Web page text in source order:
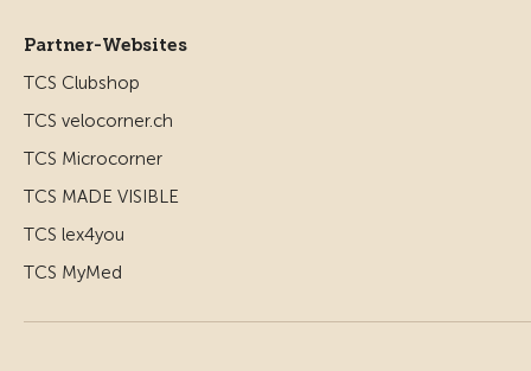
Partner-Websites
TCS Clubshop
TCS velocorner.ch
TCS Microcorner
TCS MADE VISIBLE
TCS lex4you
TCS MyMed